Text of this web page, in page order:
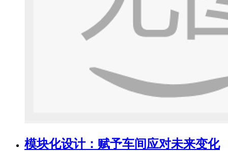
模块化设计：赋予车间应对未来变化